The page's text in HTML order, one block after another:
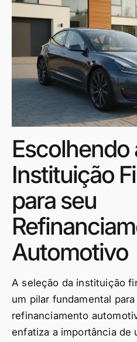
Escolhendo
Instituição
para seu
Automotivo
A seleção da instituição
um pilar fundamental
refinanciamento
enfatiza a importância de